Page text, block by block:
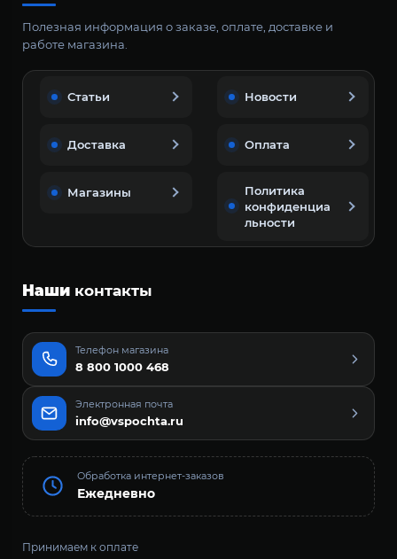
Полезная информация о заказе, оплате, доставке и
работе магазина.
Статьи Новости
Доставка Оплата
Магазины
Политика
конфиденциа
льности
Наши контакты
Телефон магазина
8 800 1000 468
Электронная почта
info@vspochta.ru
Обработка интернет-заказов
Ежедневно
Принимаем к оплате